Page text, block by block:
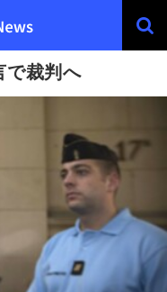
で裁判へ